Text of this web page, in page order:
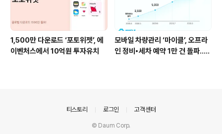
1,500만 다운로드 ‘포토위젯’, 에
이벤처스에서 10억원 투자유치
모바일 차량관리 ‘마이클’, 오프라
인 정비•세차 예약 1만 건 돌파..
티스토리 로그인 고객센터
© Daum Corp.